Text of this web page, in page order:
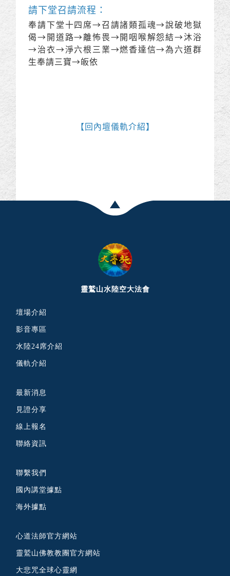
請下堂召請流程：
奉請下堂十四席→召請諸類孤魂→說破地獄
偈→開道路→離怖畏→開咽喉解怨結→沐浴
→治衣→淨六根三業→燃香達信→為六道群
生奉請三寶→皈依
【回內壇儀軌介紹】
靈鷲山水陸空大法會
壇場介紹
影音專區
水陸24席介紹
儀軌介紹
最新消息
見證分享
線上報名
聯絡資訊
聯繫我們
國內講堂據點
海外據點
心道法師官方網站
靈鷲山佛教教團官方網站
大悲咒全球心靈網